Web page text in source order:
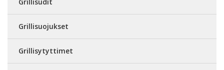
Grillisuojukset
Grillisytyttimet